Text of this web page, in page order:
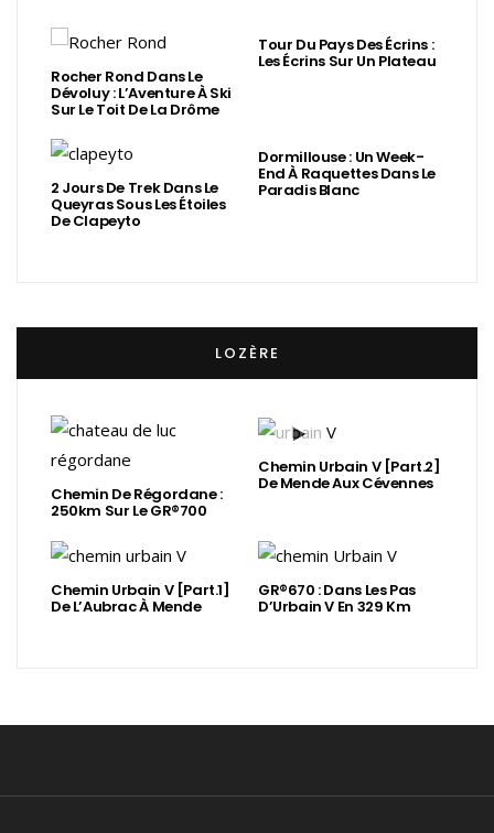
Rocher Rond Dans Le
Dévoluy : L’Aventure À Ski
Sur Le Toit De La Drôme
Tour Du Pays Des Écrins :
Les Écrins Sur Un Plateau
2 Jours De Trek Dans Le
Queyras Sous Les Étoiles
De Clapeyto
Dormillouse : Un Week-
End À Raquettes Dans Le
Paradis Blanc
LOZÈRE
Chemin De Régordane :
250km Sur Le GR®700
Chemin Urbain V [Part.2]
De Mende Aux Cévennes
Chemin Urbain V [Part.1]
De L’Aubrac À Mende
GR®670 : Dans Les Pas
D’Urbain V En 329 Km